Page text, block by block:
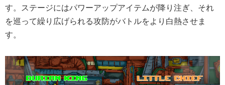
す。ステージにはパワーアップアイテムが降り注ぎ、それ
を巡って繰り広げられる攻防がバトルをより白熱させま
す。